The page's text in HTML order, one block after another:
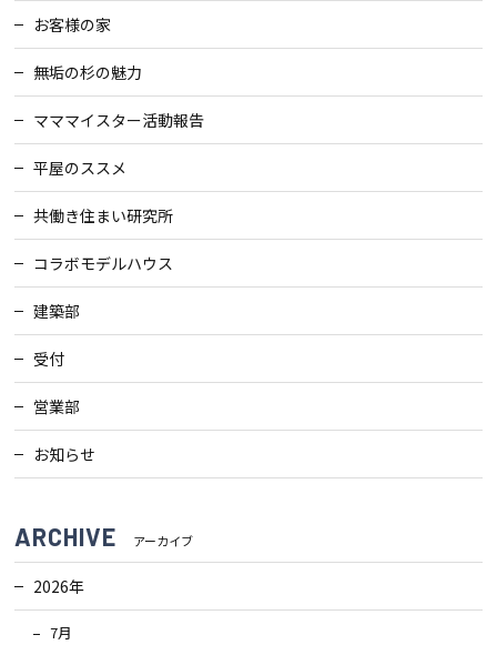
お客様の家
無垢の杉の魅力
マママイスター活動報告
平屋のススメ
共働き住まい研究所
コラボモデルハウス
建築部
受付
営業部
お知らせ
ARCHIVE アーカイブ
2026年
7月